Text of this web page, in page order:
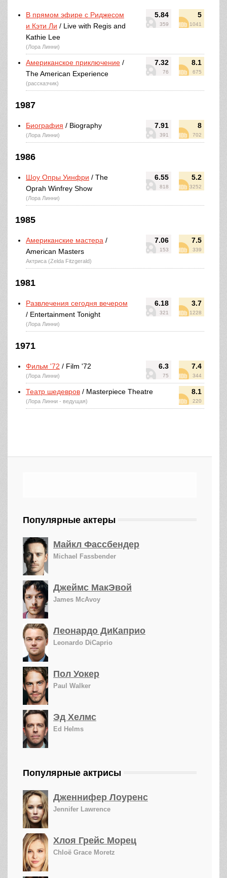
5.84
359
5
1041
В прямом эфире с Риджесом
и Кэти Ли / Live with Regis and
Kathie Lee
(Лора Линни)
7.32
76
8.1
675
Американское приключение /
The American Experience
(рассказчик)
1987
7.91
391
8
702
Биография / Biography
(Лора Линни)
1986
6.55
818
5.2
3252
Шоу Опры Уинфри / The
Oprah Winfrey Show
(Лора Линни)
1985
7.06
153
7.5
339
Американские мастера /
American Masters
Актриса (Zelda Fitzgerald)
1981
6.18
321
3.7
1228
Развлечения сегодня вечером
/ Entertainment Tonight
(Лора Линни)
1971
6.3
75
7.4
344
Фильм '72 / Film '72
(Лора Линни)
8.1
220
Театр шедевров / Masterpiece Theatre
(Лора Линни - ведущая)
Популярные актеры
Майкл Фассбендер
Michael Fassbender
Джеймс МакЭвой
James McAvoy
Леонардо ДиКаприо
Leonardo DiCaprio
Пол Уокер
Paul Walker
Эд Хелмс
Ed Helms
Популярные актрисы
Дженнифер Лоуренс
Jennifer Lawrence
Хлоя Грейс Морец
Chloë Grace Moretz